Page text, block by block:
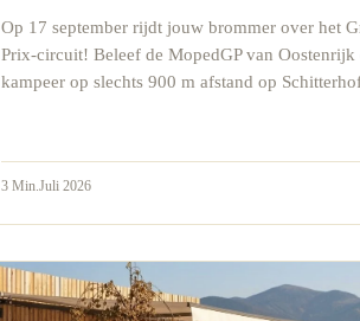
Op 17 september rijdt jouw brommer over het
Prix-circuit! Beleef de MopedGP van Oostenrijk
kampeer op slechts 900 m afstand op
3 Min.Juli 2026